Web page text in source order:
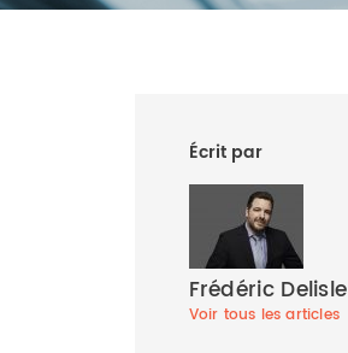
Écrit par
Frédéric Delisle
Voir tous les articles